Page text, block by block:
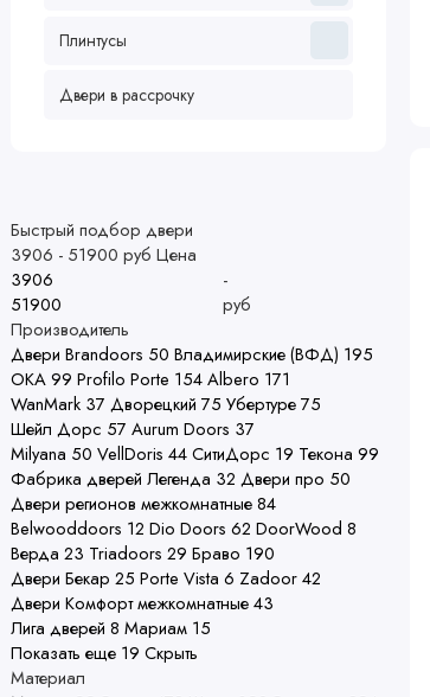
Плинтусы
Двери в рассрочку
Быстрый подбор двери
3906 - 51900 рубЦена
-
руб
Производитель
Двери Brandoors 50 Владимирские (ВФД) 195
ОКА99 Profilo Porte 154Albero 171
WanMark 37 Дворецкий 75 Убертуре75
Шейл Дорс 57 Aurum Doors 37
Milyana 50 VellDoris 44СитиДорс 19 Текона 99
Фабрика дверей Легенда 32 Двери про 50
Двери регионов межкомнатные84
Belwooddoors 12 Dio Doors 62 DoorWood 8
Верда 23 Triadoors 29 Браво 190
Двери Бекар 25 Porte Vista 6 Zadoor42
Двери Комфорт межкомнатные43
Лига дверей 8 Мариам 15
Показать еще 19Скрыть
Материал